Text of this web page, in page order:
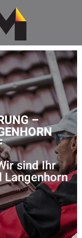
–
sind Ihr